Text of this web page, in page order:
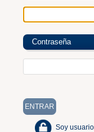
Contraseña
Soy